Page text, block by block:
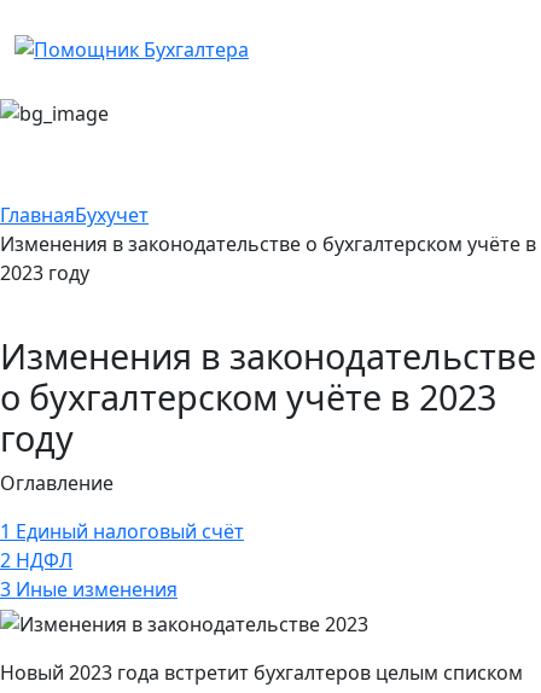
ГлавнаяБухучет
Изменения в законодательстве о бухгалтерском учёте в
2023 году
Изменения в законодательстве
о бухгалтерском учёте в 2023
году
Оглавление
1 Единый налоговый счёт
2 НДФЛ
3 Иные изменения
Новый 2023 года встретит бухгалтеров целым списком